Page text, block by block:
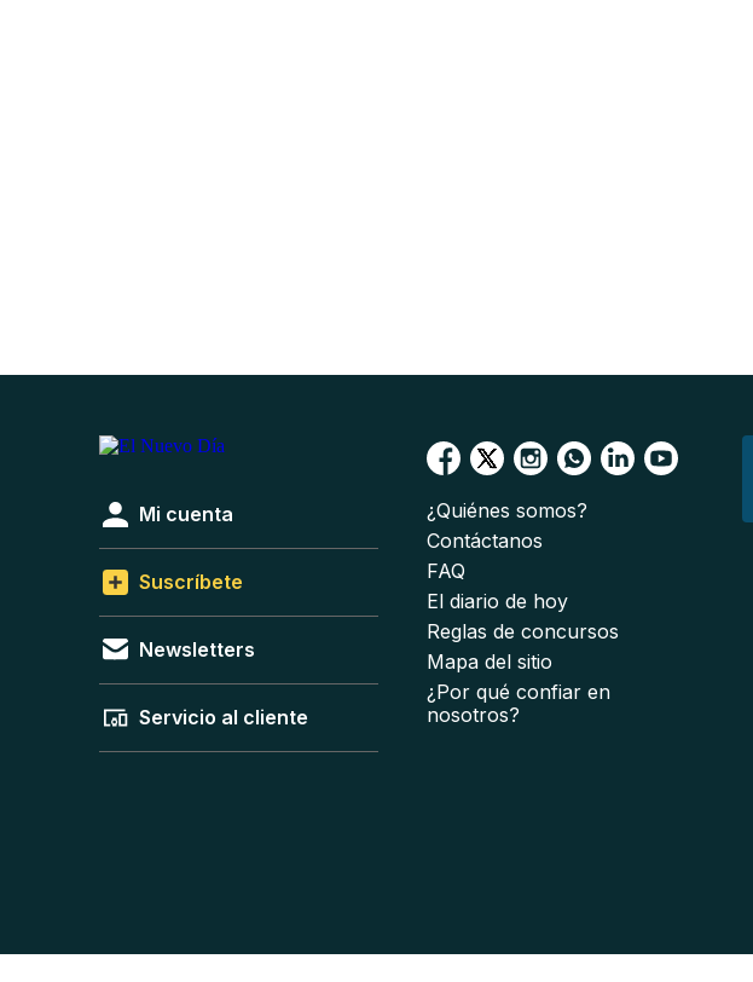
Mi cuenta
Suscríbete
Newsletters
Servicio al cliente
¿Quiénes somos?
Contáctanos
FAQ
El diario de hoy
Reglas de concursos
Mapa del sitio
¿Por qué confiar en
nosotros?